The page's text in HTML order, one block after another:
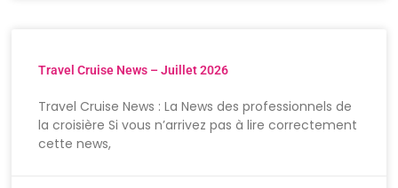
Travel Cruise News – Juillet 2026
Travel Cruise News : La News des professionnels de
la croisière Si vous n’arrivez pas à lire correctement
cette news,